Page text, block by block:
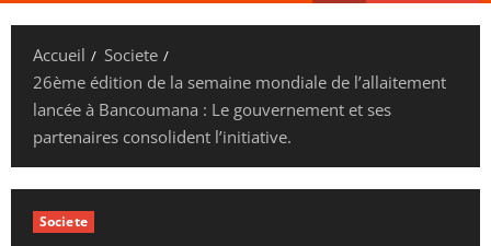
Accueil
Societe
26ème édition de la semaine mondiale de l’allaitement
lancée à Bancoumana : Le gouvernement et ses
partenaires consolident l’initiative.
Societe